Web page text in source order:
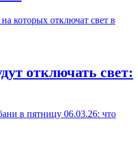
отключать свет: